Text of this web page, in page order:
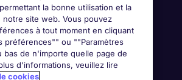
la bonne utilisation et la
site web. Vous pouvez
à tout moment en cliquant
préférences"" ou ""Paramètres
bas de n'importe quelle page de
d'informations, veuillez lire
cookies